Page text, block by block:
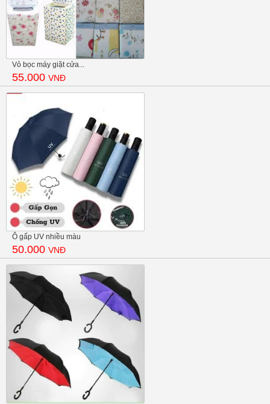
Vỏ bọc máy giặt cửa...
55.000 VNĐ
Ô gấp UV nhiều màu
50.000 VNĐ